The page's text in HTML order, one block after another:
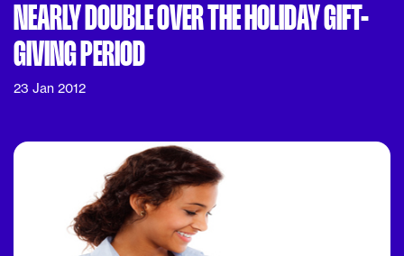
NEARLY DOUBLE OVER THE HOLIDAY GIFT-
GIVING PERIOD
23 Jan 2012